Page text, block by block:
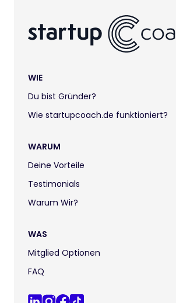
WIE
Du bist Gründer?
Wie startupcoach.de funktioniert?
WARUM
Deine Vorteile
Testimonials
Warum Wir?
WAS
Mitglied Optionen
FAQ